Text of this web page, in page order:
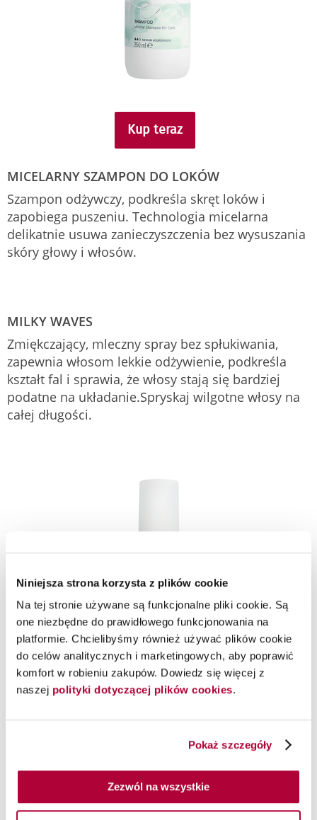
Niniejsza strona korzysta z plików cookie
Na tej stronie używane są funkcjonalne pliki cookie. Są
one niezbędne do prawidłowego funkcjonowania na
platformie. Chcielibyśmy również używać plików cookie
do celów analitycznych i marketingowych, aby poprawić
komfort w robieniu zakupów. Dowiedz się więcej z
naszej polityki dotyczącej plików cookies.
Pokaż szczegóły
Zezwól na wszystkie
Kup teraz
MICELARNY SZAMPON DO LOKÓW
Szampon odżywczy, podkreśla skręt loków i
zapobiega puszeniu. Technologia micelarna
delikatnie usuwa zanieczyszczenia bez wysuszania
skóry głowy i włosów.
MILKY WAVES
Zmiękczający, mleczny spray bez spłukiwania,
zapewnia włosom lekkie odżywienie, podkreśla
kształt fal i sprawia, że włosy stają się bardziej
podatne na układanie.Spryskaj wilgotne włosy na
całej długości.